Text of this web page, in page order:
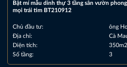
Bật mí mẫu dinh thự 3 tầng sân vườn
mọi trái tim BT210912
Chủ đầu tư:
ông
Địa chỉ:
Cà
Diện tích:
350m2
Số tầng:
3